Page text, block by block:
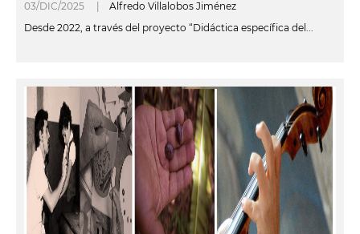
03/DIC/2025 | Alfredo Villalobos Jiménez
Desde 2022, a través del proyecto “Didáctica específica del...